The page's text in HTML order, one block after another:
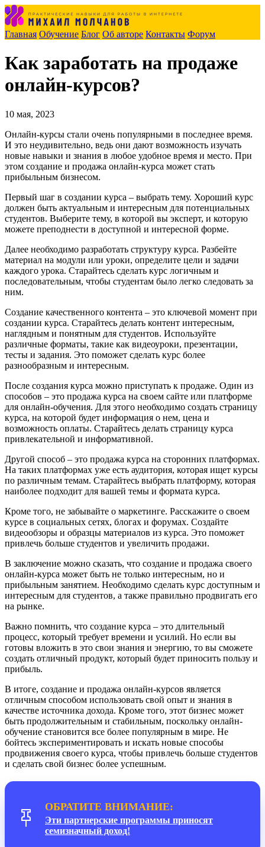
Главная Обучение Блог Об авторе Контакты Форум
Как заработать на продаже
онлайн-курсов?
10 мая, 2023
Онлайн-курсы стали очень популярными в последнее время.
И это неудивительно, ведь они дают возможность изучать
новые навыки и знания в любое удобное время и место. При
этом создание и продажа онлайн-курса может стать
прибыльным бизнесом.
Первый шаг в создании курса – выбрать тему. Хороший курс
должен быть актуальным и интересным для потенциальных
студентов. Выберите тему, в которой вы эксперт, и которую
можете преподнести в доступной и интересной форме.
Далее необходимо разработать структуру курса. Разбейте
материал на модули или уроки, определите цели и задачи
каждого урока. Старайтесь сделать курс логичным и
последовательным, чтобы студентам было легко следовать за
ним.
Создание качественного контента – это ключевой момент при
создании курса. Старайтесь делать контент интересным,
наглядным и понятным для студентов. Используйте
различные форматы, такие как видеоуроки, презентации,
тесты и задания. Это поможет сделать курс более
разнообразным и интересным.
После создания курса можно приступать к продаже. Один из
способов – это продажа курса на своем сайте или платформе
для онлайн-обучения. Для этого необходимо создать страницу
курса, на которой будет информация о нем, цена и
возможность оплаты. Старайтесь делать страницу курса
привлекательной и информативной.
Другой способ – это продажа курса на сторонних платформах.
На таких платформах уже есть аудитория, которая ищет курсы
по различным темам. Старайтесь выбрать платформу, которая
наиболее подходит для вашей темы и формата курса.
Кроме того, не забывайте о маркетинге. Расскажите о своем
курсе в социальных сетях, блогах и форумах. Создайте
видеообзоры и образцы материалов из курса. Это поможет
привлечь больше студентов и увеличить продажи.
В заключение можно сказать, что создание и продажа своего
онлайн-курса может быть не только интересным, но и
прибыльным занятием. Необходимо сделать курс доступным и
интересным для студентов, а также правильно продвигать его
на рынке.
Важно помнить, что создание курса – это длительный
процесс, который требует времени и усилий. Но если вы
готовы вложить в это свои знания и энергию, то вы сможете
создать отличный продукт, который будет приносить пользу и
прибыль.
В итоге, создание и продажа онлайн-курсов является
отличным способом использовать свой опыт и знания в
качестве источника дохода. Кроме того, этот бизнес может
быть продолжительным и стабильным, поскольку онлайн-
обучение становится все более популярным в мире. Не
бойтесь экспериментировать и искать новые способы
продвижения своего курса, чтобы привлечь больше студентов
и сделать свой бизнес более успешным.
ОБРАТИТЕ ВНИМАНИЕ:
Эти партнерские программы приносят
семизначный доход!